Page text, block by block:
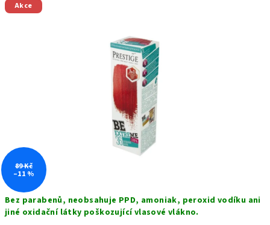
Bez parabenů, neobsahuje PPD, amoniak, peroxid vodíku ani
jiné oxidační látky poškozující vlasové vlákno.
Akce
89 Kč
–11 %